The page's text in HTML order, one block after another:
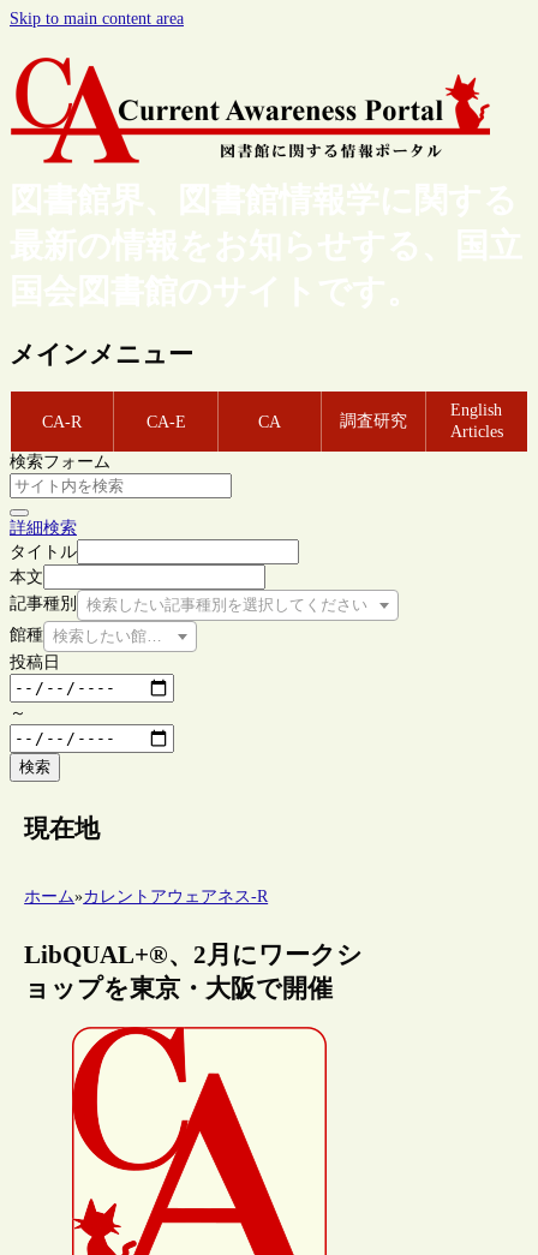
Skip to main content area
図書館界、図書館情報学に関する
最新の情報をお知らせする、国立
国会図書館のサイトです。
メインメニュー
CA-R CA-E CA 調査研究
English
Articles
検索フォーム
詳細検索
タイトル
本文
記事種別
検索したい記事種別を選択してください
館種 検索したい館種を選択してください
投稿日
～
検索
現在地
ホーム»カレントアウェアネス-R
LibQUAL+®、2月にワークシ
ョップを東京・大阪で開催